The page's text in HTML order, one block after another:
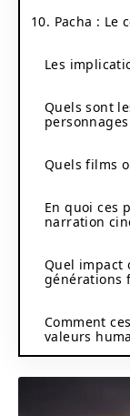
10. Pacha : Le
Les
Quels sont
personnages
Quels films
En quoi ces
narration
Quel impact
générations
Comment
valeurs